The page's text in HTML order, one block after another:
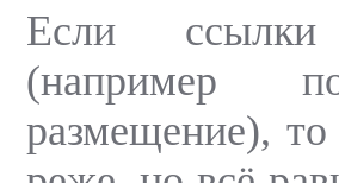
Если ссылки
(например
размещение), то